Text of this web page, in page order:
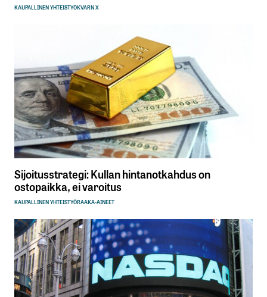
KAUPALLINEN YHTEISTYÖKVARN X
Sijoitusstrategi: Kullan hintanotkahdus on
ostopaikka, ei varoitus
KAUPALLINEN YHTEISTYÖRAAKA-AINEET